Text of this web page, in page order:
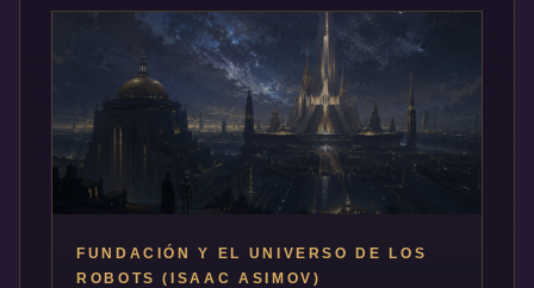
FUNDACIÓN Y EL UNIVERSO DE LOS
ROBOTS (ISAAC ASIMOV)